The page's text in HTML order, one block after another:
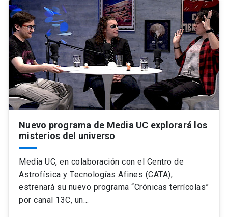
Nuevo programa de Media UC explorará los
misterios del universo
Media UC, en colaboración con el Centro de
Astrofísica y Tecnologías Afines (CATA),
estrenará su nuevo programa “Crónicas terrícolas”
por canal 13C, un…